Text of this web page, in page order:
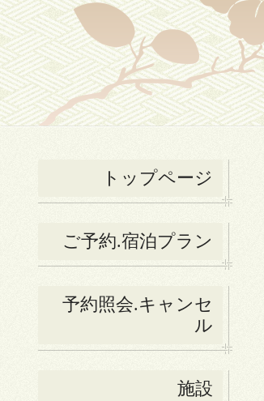
トップページ
ご予約.宿泊プラン
予約照会.キャンセ
ル
施設